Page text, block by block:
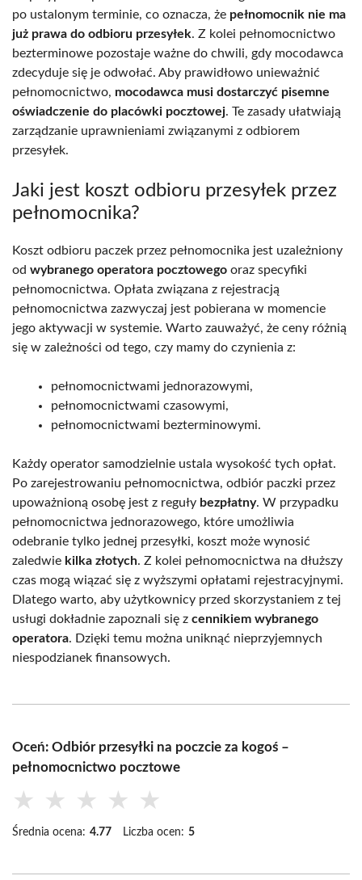
po ustalonym terminie, co oznacza, że pełnomocnik nie ma
już prawa do odbioru przesyłek. Z kolei pełnomocnictwo
bezterminowe pozostaje ważne do chwili, gdy mocodawca
zdecyduje się je odwołać. Aby prawidłowo unieważnić
pełnomocnictwo, mocodawca musi dostarczyć pisemne
oświadczenie do placówki pocztowej. Te zasady ułatwiają
zarządzanie uprawnieniami związanymi z odbiorem
przesyłek.
Jaki jest koszt odbioru przesyłek przez
pełnomocnika?
Koszt odbioru paczek przez pełnomocnika jest uzależniony
od wybranego operatora pocztowego oraz specyfiki
pełnomocnictwa. Opłata związana z rejestracją
pełnomocnictwa zazwyczaj jest pobierana w momencie
jego aktywacji w systemie. Warto zauważyć, że ceny różnią
się w zależności od tego, czy mamy do czynienia z:
pełnomocnictwami jednorazowymi,
pełnomocnictwami czasowymi,
pełnomocnictwami bezterminowymi.
Każdy operator samodzielnie ustala wysokość tych opłat.
Po zarejestrowaniu pełnomocnictwa, odbiór paczki przez
upoważnioną osobę jest z reguły bezpłatny. W przypadku
pełnomocnictwa jednorazowego, które umożliwia
odebranie tylko jednej przesyłki, koszt może wynosić
zaledwie kilka złotych. Z kolei pełnomocnictwa na dłuższy
czas mogą wiązać się z wyższymi opłatami rejestracyjnymi.
Dlatego warto, aby użytkownicy przed skorzystaniem z tej
usługi dokładnie zapoznali się z cennikiem wybranego
operatora. Dzięki temu można uniknąć nieprzyjemnych
niespodzianek finansowych.
Oceń: Odbiór przesyłki na poczcie za kogoś –
pełnomocnictwo pocztowe
★ ★ ★ ★ ★
Średnia ocena: 4.77 Liczba ocen: 5